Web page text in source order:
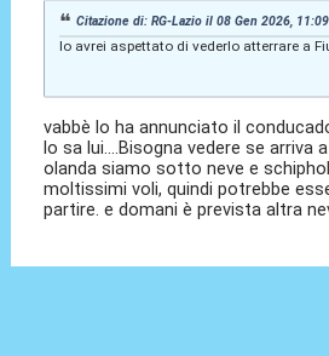
Citazione di: RG-Lazio il 08 Gen 2026, 11:09
Io avrei aspettato di vederlo atterrare a
vabbè lo ha annunciato il
lo sa lui....Bisogna vedere se arriva
olanda siamo sotto neve e
moltissimi voli, quindi potrebbe
partire. e domani è prevista altra